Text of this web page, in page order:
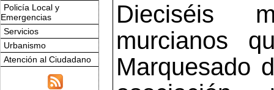
Policía Local y
Emergencias
Servicios
Urbanismo
Atención al Ciudadano
Dieciséis
murcianos
Marquesado